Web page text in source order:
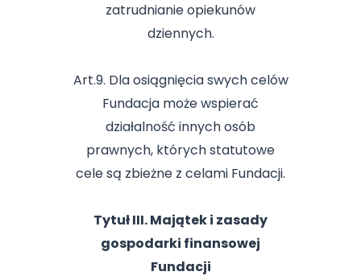
zatrudnianie opiekunów
dziennych.
Art.9. Dla osiągnięcia swych celów
Fundacja może wspierać
działalność innych osób
prawnych, których statutowe
cele są zbieżne z celami Fundacji.
Tytuł III. Majątek i zasady
gospodarki finansowej
Fundacji